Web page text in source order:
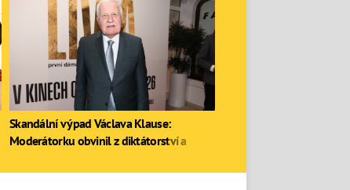
Skandální výpad Václava Klause:
Moderátorku obvinil z diktátorství a